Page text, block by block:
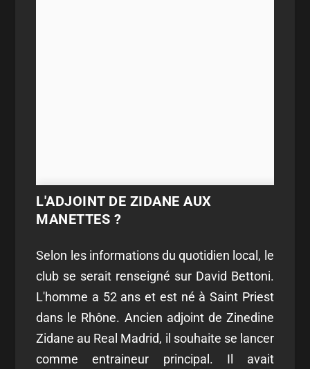
L'ADJOINT DE ZIDANE AUX
MANETTES ?
Selon les informations du quotidien local, le
club se serait renseigné sur David Bettoni.
L'homme a 52 ans et est né à Saint Priest
dans le Rhône. Ancien adjoint de Zinedine
Zidane au Real Madrid, il souhaite se lancer
comme entraineur principal. Il avait